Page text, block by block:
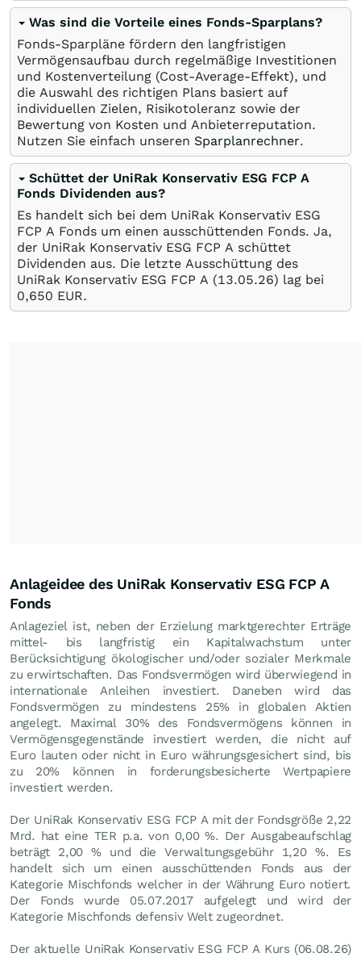
Was sind die Vorteile eines Fonds-Sparplans?
Fonds-Sparpläne fördern den langfristigen
Vermögensaufbau durch regelmäßige Investitionen
und Kostenverteilung (Cost-Average-Effekt), und
die Auswahl des richtigen Plans basiert auf
individuellen Zielen, Risikotoleranz sowie der
Bewertung von Kosten und Anbieterreputation.
Nutzen Sie einfach unseren Sparplanrechner.
Schüttet der UniRak Konservativ ESG FCP A
Fonds Dividenden aus?
Es handelt sich bei dem UniRak Konservativ ESG
FCP A Fonds um einen ausschüttenden Fonds. Ja,
der UniRak Konservativ ESG FCP A schüttet
Dividenden aus. Die letzte Ausschüttung des
UniRak Konservativ ESG FCP A (13.05.26) lag bei
0,650 EUR.
Anlageidee des UniRak Konservativ ESG FCP A
Fonds
Anlageziel ist, neben der Erzielung marktgerechter Erträge
mittel- bis langfristig ein Kapitalwachstum unter
Berücksichtigung ökologischer und/oder sozialer Merkmale
zu erwirtschaften. Das Fondsvermögen wird überwiegend in
internationale Anleihen investiert. Daneben wird das
Fondsvermögen zu mindestens 25% in globalen Aktien
angelegt. Maximal 30% des Fondsvermögens können in
Vermögensgegenstände investiert werden, die nicht auf
Euro lauten oder nicht in Euro währungsgesichert sind, bis
zu 20% können in forderungsbesicherte Wertpapiere
investiert werden.
Der UniRak Konservativ ESG FCP A mit der Fondsgröße 2,22
Mrd. hat eine TER p.a. von 0,00 %. Der Ausgabeaufschlag
beträgt 2,00 % und die Verwaltungsgebühr 1,20 %. Es
handelt sich um einen ausschüttenden Fonds aus der
Kategorie Mischfonds welcher in der Währung Euro notiert.
Der Fonds wurde 05.07.2017 aufgelegt und wird der
Kategorie Mischfonds defensiv Welt zugeordnet.
Der aktuelle UniRak Konservativ ESG FCP A Kurs (06.08.26)